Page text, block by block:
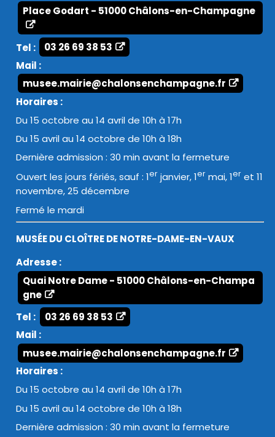
Place Godart - 51000 Châlons-en-Champagne
Tel :
03 26 69 38 53
Mail :
musee.mairie@chalonsenchampagne.fr
Horaires :
Du 15 octobre au 14 avril de 10h à 17h
Du 15 avril au 14 octobre de 10h à 18h
Dernière admission : 30 min avant la fermeture
Ouvert les jours fériés, sauf : 1er janvier, 1er mai, 1er et 11
novembre, 25 décembre
Fermé le mardi
MUSÉE DU CLOÎTRE DE NOTRE-DAME-EN-VAUX
Adresse :
Quai Notre Dame - 51000 Châlons-en-Champa
gne
Tel :
03 26 69 38 53
Mail :
musee.mairie@chalonsenchampagne.fr
Horaires :
Du 15 octobre au 14 avril de 10h à 17h
Du 15 avril au 14 octobre de 10h à 18h
Dernière admission : 30 min avant la fermeture